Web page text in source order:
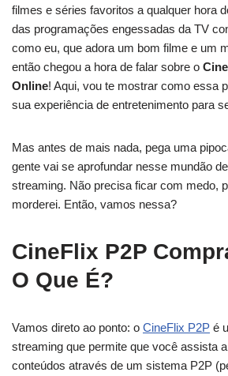
filmes e séries favoritos a qualquer hora
das programações engessadas da TV
como eu, que adora um bom filme e um
então chegou a hora de falar sobre o
Online! Aqui, vou te mostrar como essa
sua experiência de entretenimento para
Mas antes de mais nada, pega uma
gente vai se aprofundar nesse mundão
streaming. Não precisa ficar com medo,
morderei. Então, vamos nessa?
CineFlix P2P
O Que É?
Vamos direto ao ponto: o CineFlix P2P é
streaming que permite que você assista
conteúdos através de um sistema P2P